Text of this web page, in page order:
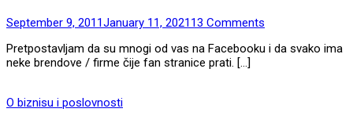
September 9, 2011January 11, 2021 13 Comments
Pretpostavljam da su mnogi od vas na Facebooku i da svako ima
neke brendove / firme čije fan stranice prati. […]
O biznisu i poslovnosti